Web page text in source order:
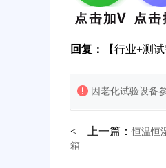
回复： 【行业+测
因老化试验设备
< 上一篇：恒温恒
箱